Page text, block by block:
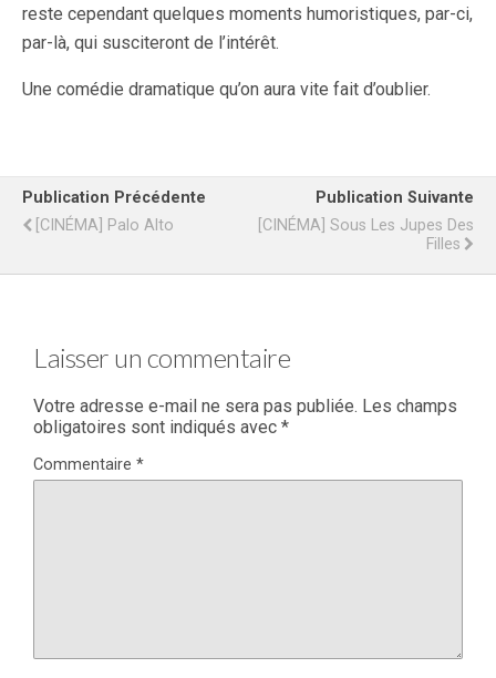
reste cependant quelques moments humoristiques, par-ci,
par-là, qui susciteront de l’intérêt.
Une comédie dramatique qu’on aura vite fait d’oublier.
Publication Précédente
[CINÉMA] Palo Alto
Publication Suivante
[CINÉMA] Sous Les Jupes Des
Filles
Laisser un commentaire
Votre adresse e-mail ne sera pas publiée. Les champs
obligatoires sont indiqués avec *
Commentaire *